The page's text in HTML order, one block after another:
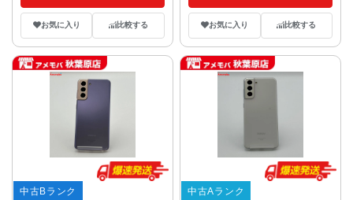
お気に入り 比較する お気に入り 比較する
中古Bランク 中古Aランク